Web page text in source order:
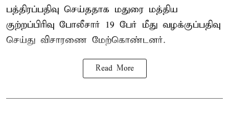
பத்திரப்பதிவு செய்ததாக மதுரை மத்திய
குற்றப்பிரிவு போலீசார் 19 பேர் மீது வழக்குப்பதிவு
செய்து விசாரணை மேற்கொண்டனர்.
Read More